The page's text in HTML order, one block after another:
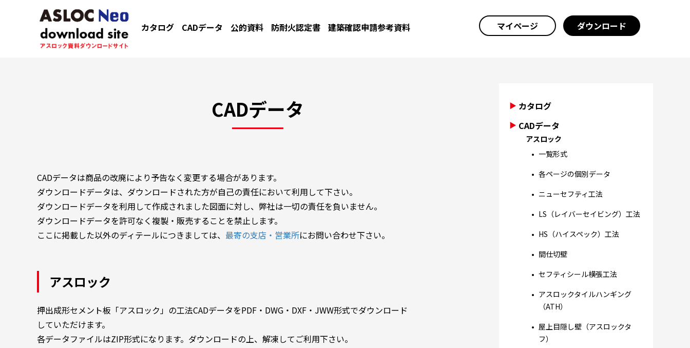
カタログ CADデータ 公的資料 防耐火認定書 建築確認申請参考資料 マイページ ダウンロード
CADデータ
CADデータは商品の改廃により予告なく変更する場合があります。
ダウンロードデータは、ダウンロードされた方が自己の責任において利用して下さい。
ダウンロードデータを利用して作成されました図面に対し、弊社は一切の責任を負いません。
ダウンロードデータを許可なく複製・販売することを禁止します。
ここに掲載した以外のディテールにつきましては、 最寄の支店・営業所にお問い合わせ下さい。
アスロック
押出成形セメント板「アスロック」の工法CADデータをPDF・DWG・DXF・JWW形式でダウンロード
していただけます。
各データファイルはZIP形式になります。ダウンロードの上、解凍してご利用下さい。
カタログ
CADデータ
アスロック
一覧形式
各ページの個別データ
ニューセフティ工法
LS（レイバーセイビング）工法
HS（ハイスペック）工法
間仕切壁
セフティシール横張工法
アスロックタイルハンギング
（ATH）
屋上目隠し壁（アスロックタ
フ）